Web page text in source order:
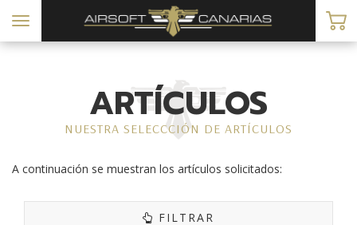
Toggle
navigation
ARTÍCULOS
NUESTRA SELECCCIÓN DE ARTÍCULOS
A continuación se muestran los artículos solicitados:
FILTRAR